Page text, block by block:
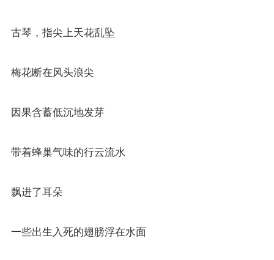
古琴，指尖上天花乱坠
梅花断在风头浪尖
因果含蓄低沉地发芽
带着蜂巢气味的行云流水
飘进了耳朵
一些出生入死的翅膀浮在水面